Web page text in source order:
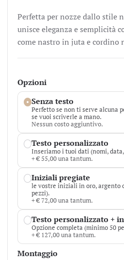
Perfetta per nozze dallo stile
unisce eleganza e semplicità
come nastro in juta e cordino
Opzioni
Senza testo
Perfetto se non ti serve alcuna
se vuoi scriverle a mano.
Nessun costo aggiuntivo.
Testo personalizzato
Inseriamo i tuoi dati (nomi,
+ € 55,00 una tantum.
Iniziali pregiate
le vostre iniziali in oro, argento
pezzi).
+ € 72,00 una tantum.
Testo personalizzato +
Opzione completa (minimo 50
+ € 127,00 una tantum.
Montaggio